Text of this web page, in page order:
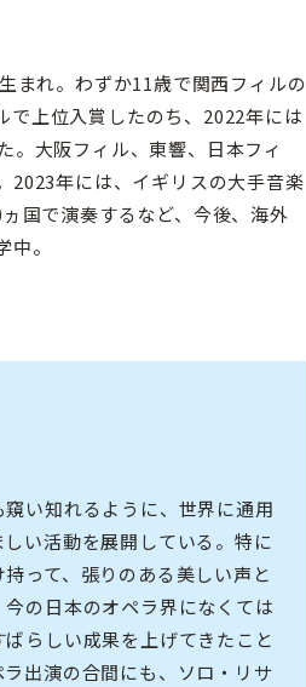
まれ。わずか11歳で関西フィルの
で上位入賞したのち、2022年には
。大阪フィル、東響、日本フィ
2023年には、イギリスの大手音楽
国で演奏するなど、今後、海外
。
い知れるように、世界に通用
い活動を展開している。特に
って、張りのある美しい声と
の日本のオペラ界になくては
らしい成果を上げてきたこと
出演の合間にも、ソロ・リサ